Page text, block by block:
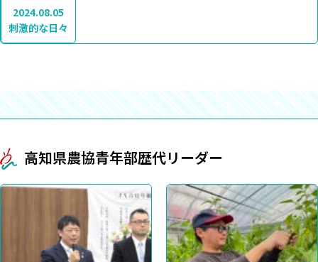
2024.08.05
刺激的な日々
高知県農協青年部歴代リーダー